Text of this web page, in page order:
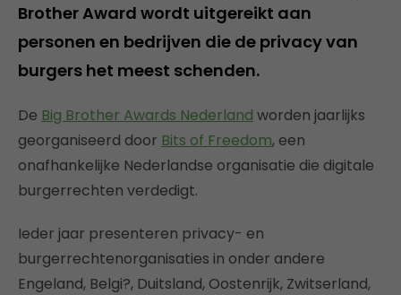
Brother Award wordt uitgereikt aan
personen en bedrijven die de privacy van
burgers het meest schenden.
De Big Brother Awards Nederland worden jaarlijks
georganiseerd door Bits of Freedom, een
onafhankelijke Nederlandse organisatie die digitale
burgerrechten verdedigt.
Ieder jaar presenteren privacy- en
burgerrechtenorganisaties in onder andere
Engeland, Belgi?, Duitsland, Oostenrijk, Zwitserland,